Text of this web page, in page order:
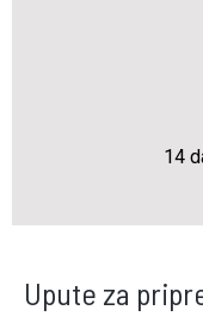
14
Upute za